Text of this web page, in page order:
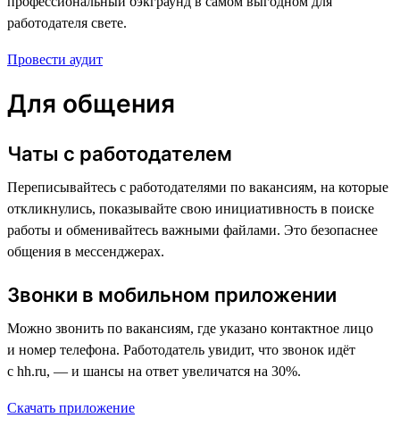
работодателя свете.
Провести аудит
Для общения
Чаты с работодателем
Переписывайтесь с работодателями по вакансиям, на которые
откликнулись, показывайте свою инициативность в поиске
работы и обменивайтесь важными файлами. Это безопаснее
общения в мессенджерах.
Звонки в мобильном приложении
Можно звонить по вакансиям, где указано контактное лицо
и номер телефона. Работодатель увидит, что звонок идёт
с hh.ru, — и шансы на ответ увеличатся на 30%.
Скачать приложение